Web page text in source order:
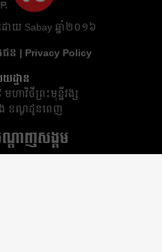
ោយ​ Sabay ឆ្នាំ​២០១៦
ន | Privacy Policy
ដ្ឋាន
ហាវិថីព្រះមុន្នីវង្ស
ង ខណ្ឌដូនពេញ
ណ្តាញសង្គម